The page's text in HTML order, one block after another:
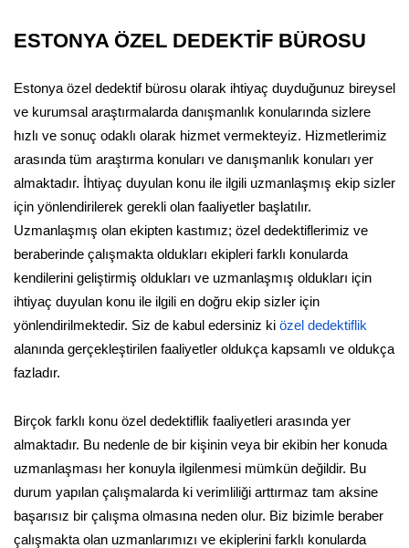
ESTONYA ÖZEL DEDEKTİF BÜROSU
Estonya özel dedektif bürosu olarak ihtiyaç duyduğunuz bireysel
ve kurumsal araştırmalarda danışmanlık konularında sizlere
hızlı ve sonuç odaklı olarak hizmet vermekteyiz. Hizmetlerimiz
arasında tüm araştırma konuları ve danışmanlık konuları yer
almaktadır. İhtiyaç duyulan konu ile ilgili uzmanlaşmış ekip sizler
için yönlendirilerek gerekli olan faaliyetler başlatılır.
Uzmanlaşmış olan ekipten kastımız; özel dedektiflerimiz ve
beraberinde çalışmakta oldukları ekipleri farklı konularda
kendilerini geliştirmiş oldukları ve uzmanlaşmış oldukları için
ihtiyaç duyulan konu ile ilgili en doğru ekip sizler için
yönlendirilmektedir. Siz de kabul edersiniz ki özel dedektiflik
alanında gerçekleştirilen faaliyetler oldukça kapsamlı ve oldukça
fazladır.
Birçok farklı konu özel dedektiflik faaliyetleri arasında yer
almaktadır. Bu nedenle de bir kişinin veya bir ekibin her konuda
uzmanlaşması her konuyla ilgilenmesi mümkün değildir. Bu
durum yapılan çalışmalarda ki verimliliği arttırmaz tam aksine
başarısız bir çalışma olmasına neden olur. Biz bizimle beraber
çalışmakta olan uzmanlarımızı ve ekiplerini farklı konularda